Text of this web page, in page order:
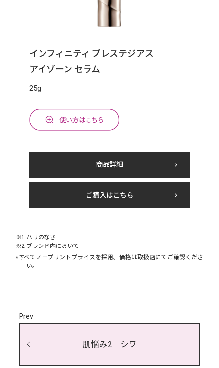
インフィニティ プレステジアス
アイゾーン セラム
25g
商品詳細
ご購入はこちら
※1 ハリのなさ
※2 ブランド内において
*すべてノープリントプライスを採用。価格は取扱店にてご確認くださ
い。
Prev
肌悩み2 シワ